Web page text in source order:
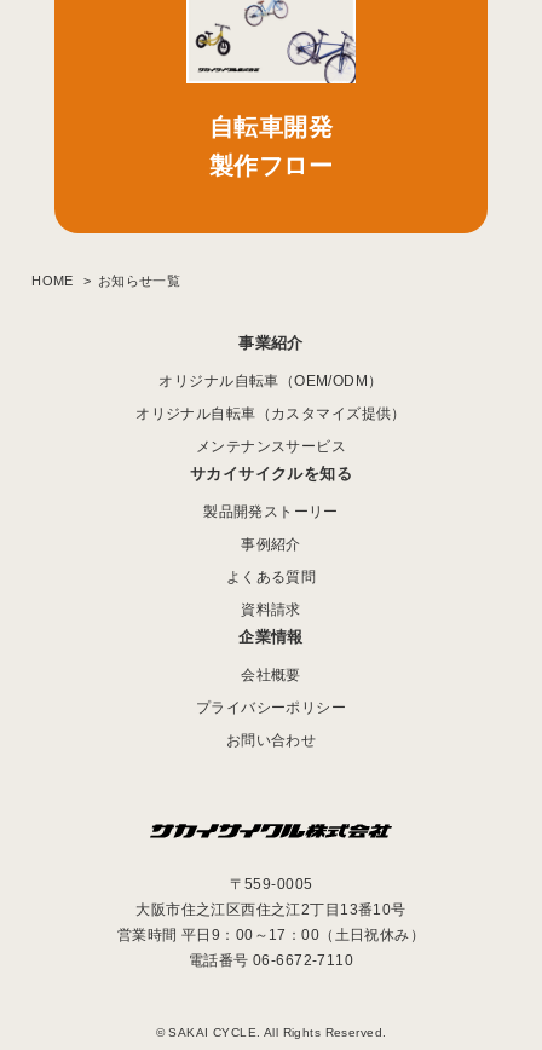
自転車開発
製作フロー
HOME お知らせ一覧
事業紹介
オリジナル自転車（OEM/ODM）
オリジナル自転車（カスタマイズ提供）
メンテナンスサービス
サカイサイクルを知る
製品開発ストーリー
事例紹介
よくある質問
資料請求
企業情報
会社概要
プライバシーポリシー
お問い合わせ
〒559-0005
大阪市住之江区西住之江2丁目13番10号
営業時間 平日9：00～17：00（土日祝休み）
電話番号 06-6672-7110
© SAKAI CYCLE. All Rights Reserved.